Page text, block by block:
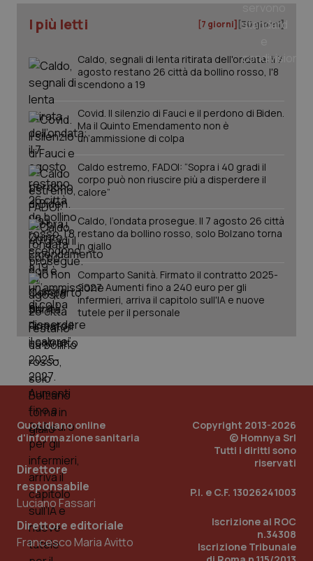
I più letti [7 giorni] [30 giorni]
Caldo, segnali di lenta ritirata dell'ondata: il 7
agosto restano 26 città da bollino rosso, l'8
scendono a 19
Covid. Il silenzio di Fauci e il perdono di Biden.
Ma il Quinto Emendamento non è
un’ammissione di colpa
Caldo estremo, FADOI: “Sopra i 40 gradi il
corpo può non riuscire più a disperdere il
calore”
Caldo, l’ondata prosegue. Il 7 agosto 26 città
restano da bollino rosso, solo Bolzano torna
in giallo
Comparto Sanità. Firmato il contratto 2025-
2027. Aumenti fino a 240 euro per gli
infermieri, arriva il capitolo sull'IA e nuove
tutele per il personale
Quotidiano online
d'informazione sanitaria
Direttore
responsabile
Luciano Fassari
Direttore editoriale
Francesco Maria Avitto
Copyright 2013-2026
© Homnya Srl
Tutti i diritti sono
riservati
P.I. e C.F. 13026241003
Iscrizione al ROC
n.34308
Iscrizione Tribunale
PHPSESSID
.quotidianosanita.it
1
mese